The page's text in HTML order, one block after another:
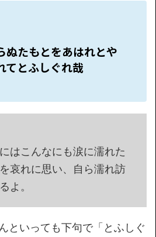
ぬたもとをあはれとや
とふしぐれ哉
はこんなにも涙に濡れた
哀れに思い、自ら濡れ訪
よ。
といっても下句で「とふしぐ